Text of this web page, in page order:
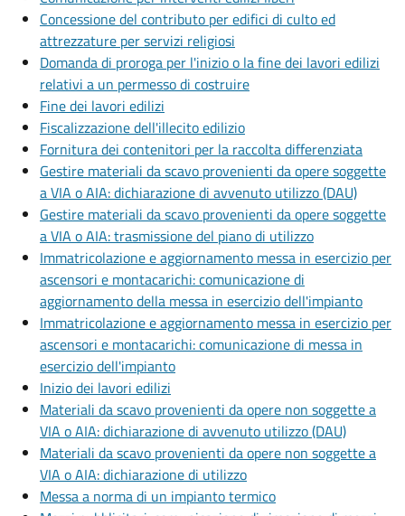
Concessione del contributo per edifici di culto ed
attrezzature per servizi religiosi
Domanda di proroga per l'inizio o la fine dei lavori edilizi
relativi a un permesso di costruire
Fine dei lavori edilizi
Fiscalizzazione dell'illecito edilizio
Fornitura dei contenitori per la raccolta differenziata
Gestire materiali da scavo provenienti da opere soggette
a VIA o AIA: dichiarazione di avvenuto utilizzo (DAU)
Gestire materiali da scavo provenienti da opere soggette
a VIA o AIA: trasmissione del piano di utilizzo
Immatricolazione e aggiornamento messa in esercizio per
ascensori e montacarichi: comunicazione di
aggiornamento della messa in esercizio dell'impianto
Immatricolazione e aggiornamento messa in esercizio per
ascensori e montacarichi: comunicazione di messa in
esercizio dell'impianto
Inizio dei lavori edilizi
Materiali da scavo provenienti da opere non soggette a
VIA o AIA: dichiarazione di avvenuto utilizzo (DAU)
Materiali da scavo provenienti da opere non soggette a
VIA o AIA: dichiarazione di utilizzo
Messa a norma di un impianto termico